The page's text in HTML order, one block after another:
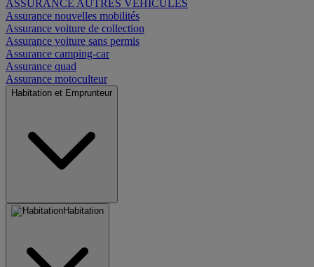
ASSURANCE AUTRES VÉHICULES
Assurance nouvelles mobilités
Assurance voiture de collection
Assurance voiture sans permis
Assurance camping-car
Assurance quad
Assurance motoculteur
Habitation et Emprunteur
Habitation